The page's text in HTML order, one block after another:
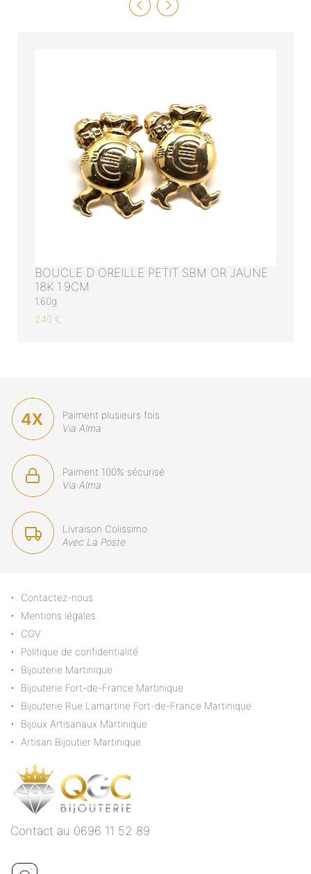
BOUCLE D OREILLE PETIT SBM OR JAUNE
18K 1.9CM
1.60g
240 €
Paiment plusieurs fois
Via Alma
Paiment 100% sécurisé
Via Alma
Livraison Colissimo
Avec La Poste
Contactez-nous
Mentions légales
CGV
Politique de confidentialité
Bijouterie Martinique
Bijouterie Fort-de-France Martinique
Bijouterie Rue Lamartine Fort-de-France Martinique
Bijoux Artisanaux Martinique
Artisan Bijoutier Martinique
Contact au 0696 11 52 89